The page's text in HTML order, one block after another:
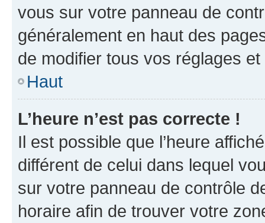
vous sur votre panneau de
généralement en haut des
de modifier tous vos réglages
Haut
L’heure n’est pas correcte !
Il est possible que l’heure
différent de celui dans lequel
sur votre panneau de contrôle
horaire afin de trouver votre